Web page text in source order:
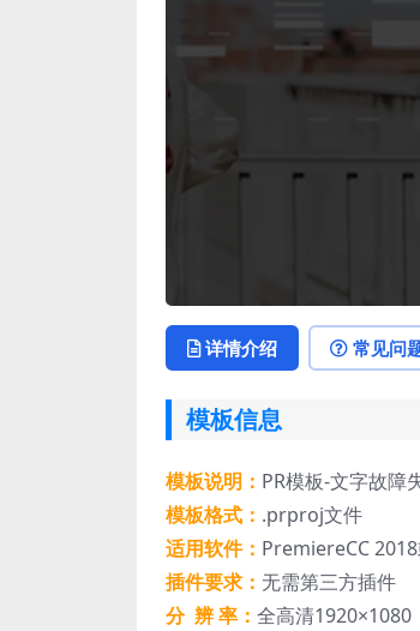
详情介绍 常见问
模板信息
模板说明： PR模板-文字故障
模板格式： .prproj文件
适用软件： PremiereCC
插件要求： 无需第三方插件
分 辨 率： 全高清1920×1080